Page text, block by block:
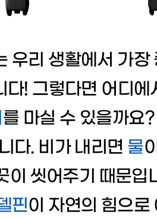
우리 생활에서 가장
다! 그렇다면 어디
를 마실 수 있을까요
다. 비가 내리면 물
이 씻어주기 때문입
핀이 자연의 힘으로